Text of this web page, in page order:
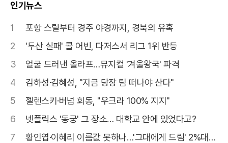
인기뉴스
1
포항 스릴부터 경주 야경까지, 경북의 유혹
2
'두산 실패' 콜 어빈, 다저스서 리그 1위 반등
3
얼굴 드러낸 올라프…뮤지컬 '겨울왕국' 파격
4
김하성·김혜성, "지금 당장 팀 떠나야 산다"
5
젤렌스키·버넘 회동, "우크라 100% 지지"
6
넷플릭스 '동궁' 그 장소… 대학교 안에 있었다고?
7
황인엽·이혜리 이름값 못하나…'그대에게 드림' 2%대